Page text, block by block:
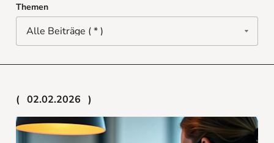
Themen
02.02.2026